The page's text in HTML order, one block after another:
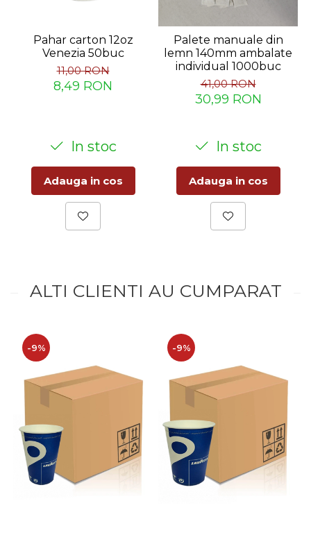
Pahar carton 12oz
Venezia 50buc
11,00 RON
8,49 RON
In stoc
Adauga in cos
Palete manuale din
lemn 140mm ambalate
individual 1000buc
41,00 RON
30,99 RON
In stoc
Adauga in cos
ALTI CLIENTI AU CUMPARAT
-9% -9%